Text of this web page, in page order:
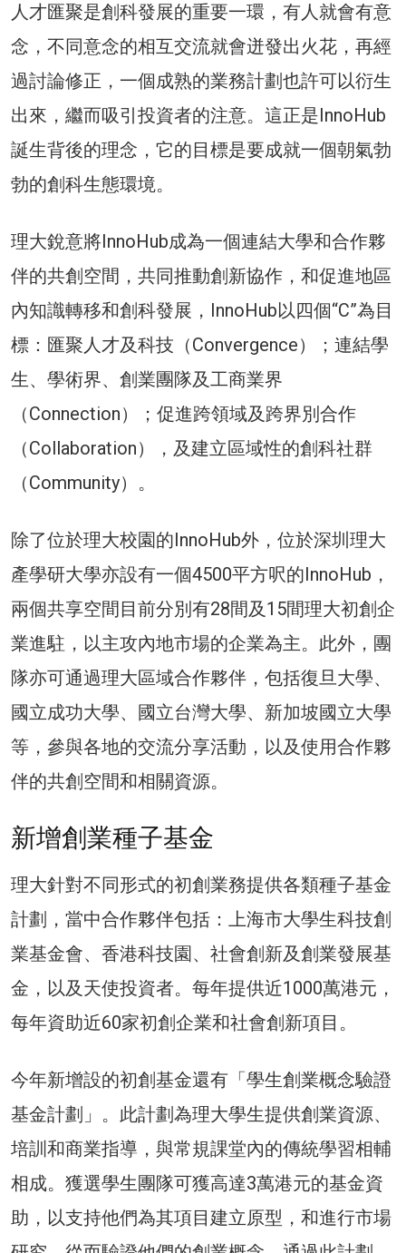
人才匯聚是創科發展的重要一環，有人就會有意
念，不同意念的相互交流就會迸發出火花，再經
過討論修正，一個成熟的業務計劃也許可以衍生
出來，繼而吸引投資者的注意。這正是InnoHub
誕生背後的理念，它的目標是要成就一個朝氣勃
勃的創科生態環境。
理大銳意將InnoHub成為一個連結大學和合作夥
伴的共創空間，共同推動創新協作，和促進地區
內知識轉移和創科發展，InnoHub以四個“C”為目
標：匯聚人才及科技（Convergence）；連結學
生、學術界、創業團隊及工商業界
（Connection）；促進跨領域及跨界別合作
（Collaboration），及建立區域性的創科社群
（Community）。
除了位於理大校園的InnoHub外，位於深圳理大
產學研大學亦設有一個4500平方呎的InnoHub，
兩個共享空間目前分別有28間及15間理大初創企
業進駐，以主攻內地市場的企業為主。此外，團
隊亦可通過理大區域合作夥伴，包括復旦大學、
國立成功大學、國立台灣大學、新加坡國立大學
等，參與各地的交流分享活動，以及使用合作夥
伴的共創空間和相關資源。
新增創業種子基金
理大針對不同形式的初創業務提供各類種子基金
計劃，當中合作夥伴包括：上海市大學生科技創
業基金會、香港科技園、社會創新及創業發展基
金，以及天使投資者。每年提供近1000萬港元，
每年資助近60家初創企業和社會創新項目。
今年新增設的初創基金還有「學生創業概念驗證
基金計劃」。此計劃為理大學生提供創業資源、
培訓和商業指導，與常規課堂內的傳統學習相輔
相成。獲選學生團隊可獲高達3萬港元的基金資
助，以支持他們為其項目建立原型，和進行市場